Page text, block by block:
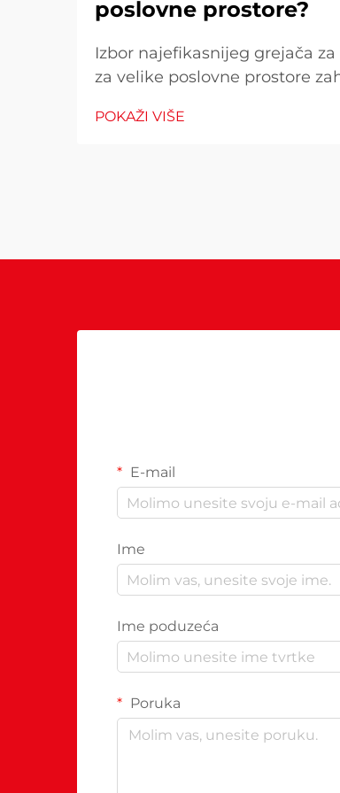
poslovne prostore?
Izbor najefikasnijeg grejača
za velike poslovne prostore
koji izravno utječu na
POKAŽI VIŠE
E-mail
Ime
Ime poduzeća
Poruka